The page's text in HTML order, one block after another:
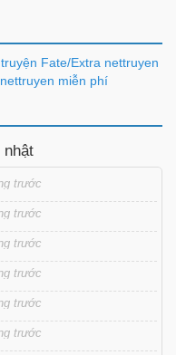
Fate/Extra nettruyen
miễn phí
nhật
trước
trước
trước
trước
trước
trước